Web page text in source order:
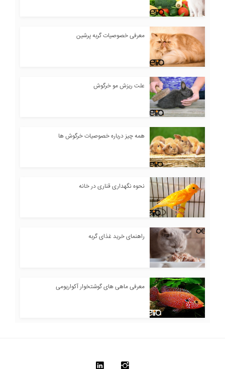
معرفی خصوصیات گربه پرشین
علت ریزش مو خرگوش
همه چیز درباره خصوصیات خرگوش ها
نحوه نگهداری قناری در خانه
راهنمای خرید غذای گربه
معرفی ماهی های گوشتخوار آکواریومی